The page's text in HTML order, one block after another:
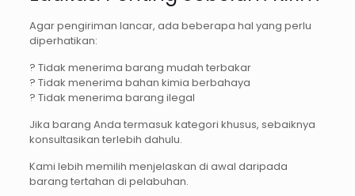
Agar pengiriman lancar, ada beberapa hal yang perlu
diperhatikan:
? Tidak menerima barang mudah terbakar
? Tidak menerima bahan kimia berbahaya
? Tidak menerima barang ilegal
Jika barang Anda termasuk kategori khusus, sebaiknya
konsultasikan terlebih dahulu.
Kami lebih memilih menjelaskan di awal daripada
barang tertahan di pelabuhan.